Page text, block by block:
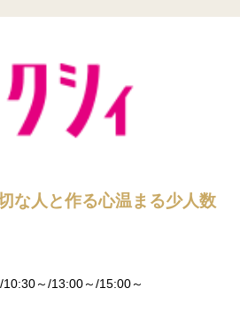
な人と作る心温まる少人数
～/13:00～/15:00～